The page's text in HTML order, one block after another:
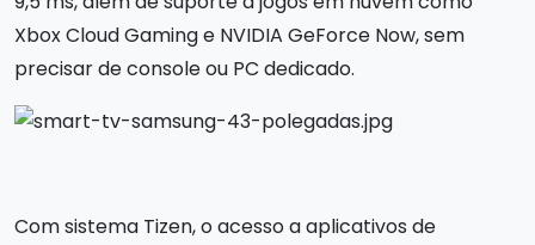
Xbox Cloud Gaming e NVIDIA GeForce Now, sem
precisar de console ou PC dedicado.
Com sistema Tizen, o acesso a aplicativos de